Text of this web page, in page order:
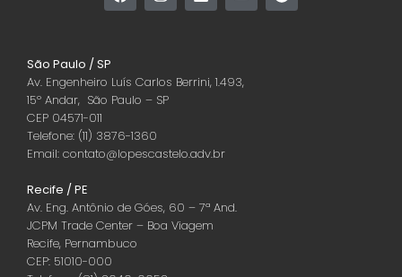
São Paulo / SP
Av. Engenheiro Luís Carlos Berrini, 1.493,
15º Andar, São Paulo – SP
CEP 04571-011
Telefone: (11) 3876-1360
Email: contato@lopescastelo.adv.br
Recife / PE
Av. Eng. Antônio de Góes, 60 – 7ª And.
JCPM Trade Center – Boa Viagem
Recife, Pernambuco
CEP: 51010-000